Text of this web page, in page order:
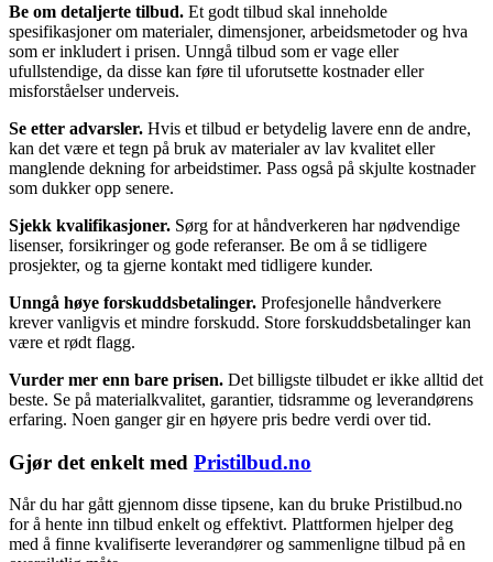
Be om detaljerte tilbud. Et godt tilbud skal inneholde
spesifikasjoner om materialer, dimensjoner, arbeidsmetoder og hva
som er inkludert i prisen. Unngå tilbud som er vage eller
ufullstendige, da disse kan føre til uforutsette kostnader eller
misforståelser underveis.
Se etter advarsler. Hvis et tilbud er betydelig lavere enn de andre,
kan det være et tegn på bruk av materialer av lav kvalitet eller
manglende dekning for arbeidstimer. Pass også på skjulte kostnader
som dukker opp senere.
Sjekk kvalifikasjoner. Sørg for at håndverkeren har nødvendige
lisenser, forsikringer og gode referanser. Be om å se tidligere
prosjekter, og ta gjerne kontakt med tidligere kunder.
Unngå høye forskuddsbetalinger. Profesjonelle håndverkere
krever vanligvis et mindre forskudd. Store forskuddsbetalinger kan
være et rødt flagg.
Vurder mer enn bare prisen. Det billigste tilbudet er ikke alltid det
beste. Se på materialkvalitet, garantier, tidsramme og leverandørens
erfaring. Noen ganger gir en høyere pris bedre verdi over tid.
Gjør det enkelt med Pristilbud.no
Når du har gått gjennom disse tipsene, kan du bruke Pristilbud.no
for å hente inn tilbud enkelt og effektivt. Plattformen hjelper deg
med å finne kvalifiserte leverandører og sammenligne tilbud på en